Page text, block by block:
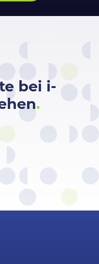
bei i-
.